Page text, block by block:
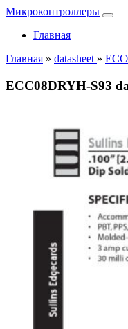
Микроконтроллеры
Главная
Главная » datasheet »
ECC08DRYH-S93